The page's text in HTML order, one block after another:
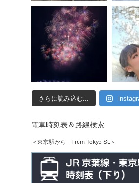
さらに読み込む...
電車時刻表＆路線検索
＜東京駅から - From Tokyo St.＞